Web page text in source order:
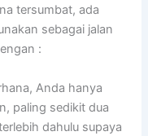
tersumbat, ada
sebagai jalan
:
Anda hanya
paling sedikit dua
dahulu supaya